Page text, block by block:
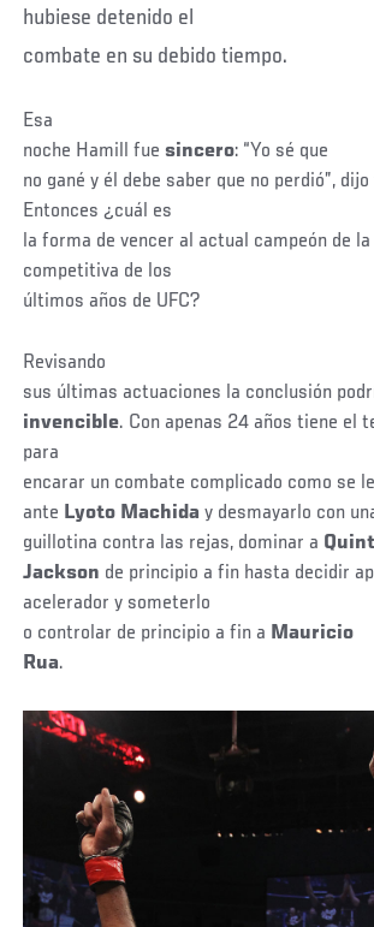
hubiese detenido el
combate en su debido tiempo.
Esa
noche Hamill fuesincero: “Yo sé que
no gané y él debe saber que no perdió”,
Entonces ¿cuál es
la forma de vencer al actual campeón de
competitiva de los
últimos años de UFC?
Revisando
sus últimas actuaciones la conclusión
invencible. Con apenas 24 años tiene el
para
encarar un combate complicado como se
ante Lyoto Machiday desmayarlo con
guillotina contra las rejas, dominar a
Jackson de principio a fin hasta decidir
acelerador y someterlo
o controlar de principio a fin a Mauricio
Rua.